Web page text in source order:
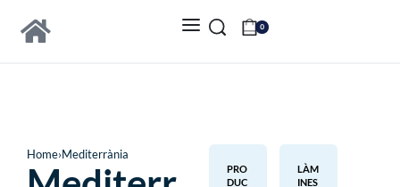
0
Home›Mediterrània
PRO
DUC
LÀM
INES